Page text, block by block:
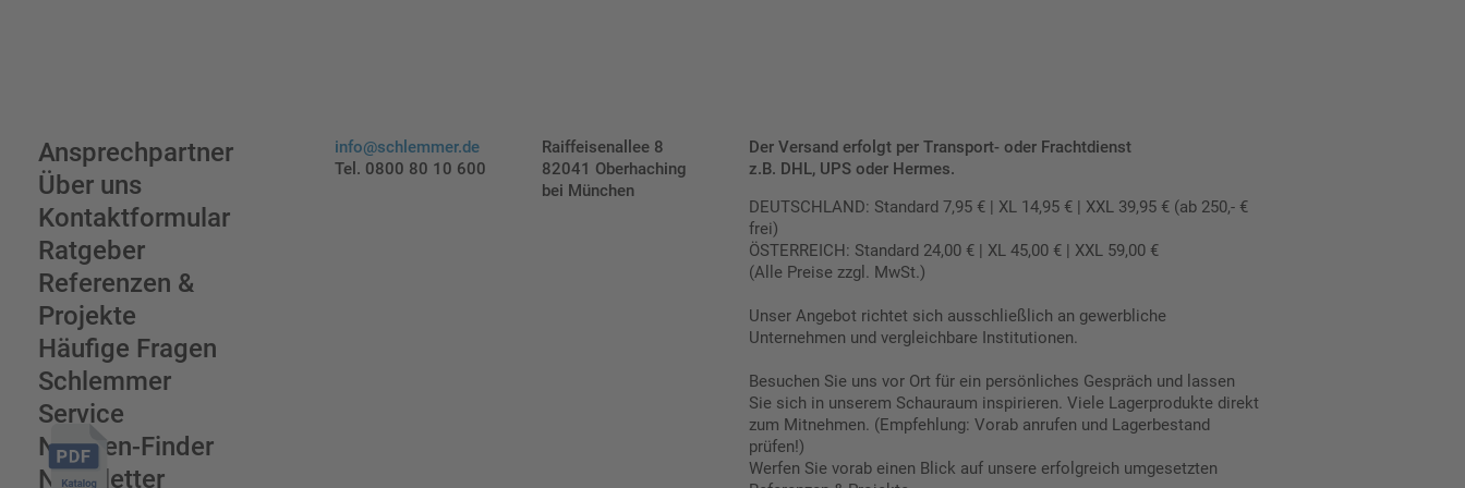
Ansprechpartner
Über uns
Kontaktformular
Ratgeber
Referenzen &
Projekte
Häufige Fragen
Schlemmer
Service
Normen-Finder
Newsletter
info@schlemmer.de
Tel. 0800 80 10 600
Raiffeisenallee 8
82041 Oberhaching
bei München
Der Versand erfolgt per Transport- oder Frachtdienst
z.B. DHL, UPS oder Hermes.
DEUTSCHLAND: Standard 7,95 € | XL 14,95 € | XXL 39,95 € (ab 250,- €
frei)
ÖSTERREICH: Standard 24,00 € | XL 45,00 € | XXL 59,00 €
(Alle Preise zzgl. MwSt.)
Unser Angebot richtet sich ausschließlich an gewerbliche
Unternehmen und vergleichbare Institutionen.
Besuchen Sie uns vor Ort für ein persönliches Gespräch und lassen
Sie sich in unserem Schauraum inspirieren. Viele Lagerprodukte direkt
zum Mitnehmen. (Empfehlung: Vorab anrufen und Lagerbestand
prüfen!)
Werfen Sie vorab einen Blick auf unsere erfolgreich umgesetzten